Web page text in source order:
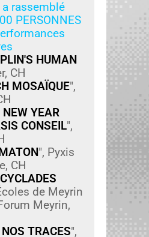
rassem­blé
PERSONNES
HUMAN
CH
MOSAÏQUE",
NEW YEAR
CONSEIL",
", Pyx­is
CH
de Meyrin
Meyrin,
TRACES",